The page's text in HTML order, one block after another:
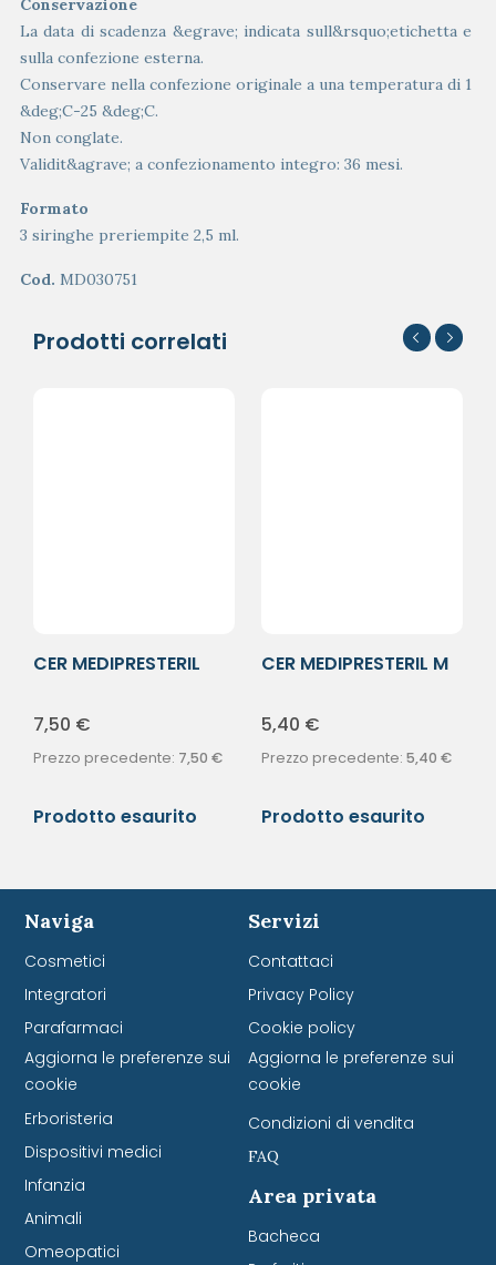
Conservazione
La data di scadenza &egrave; indicata sull&rsquo;etichetta e
sulla confezione esterna.
Conservare nella confezione originale a una temperatura di 1
&deg;C-25 &deg;C.
Non conglate.
Validit&agrave; a confezionamento integro: 36 mesi.
Formato
3 siringhe preriempite 2,5 ml.
Cod. MD030751
Prodotti correlati
CER MEDIPRESTERIL
7,50 €
Prezzo precedente: 7,50 €
Prodotto esaurito
CER MEDIPRESTERIL M
5,40 €
Prezzo precedente: 5,40 €
Prodotto esaurito
Naviga
Cosmetici
Integratori
Parafarmaci
Aggiorna le preferenze sui
cookie
Erboristeria
Dispositivi medici
Infanzia
Animali
Omeopatici
Servizi
Contattaci
Privacy Policy
Cookie policy
Aggiorna le preferenze sui
cookie
Condizioni di vendita
FAQ
Area privata
Bacheca